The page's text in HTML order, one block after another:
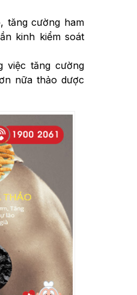
tăng cường ham
kinh kiểm soát
việc tăng cường
nữa thảo dược